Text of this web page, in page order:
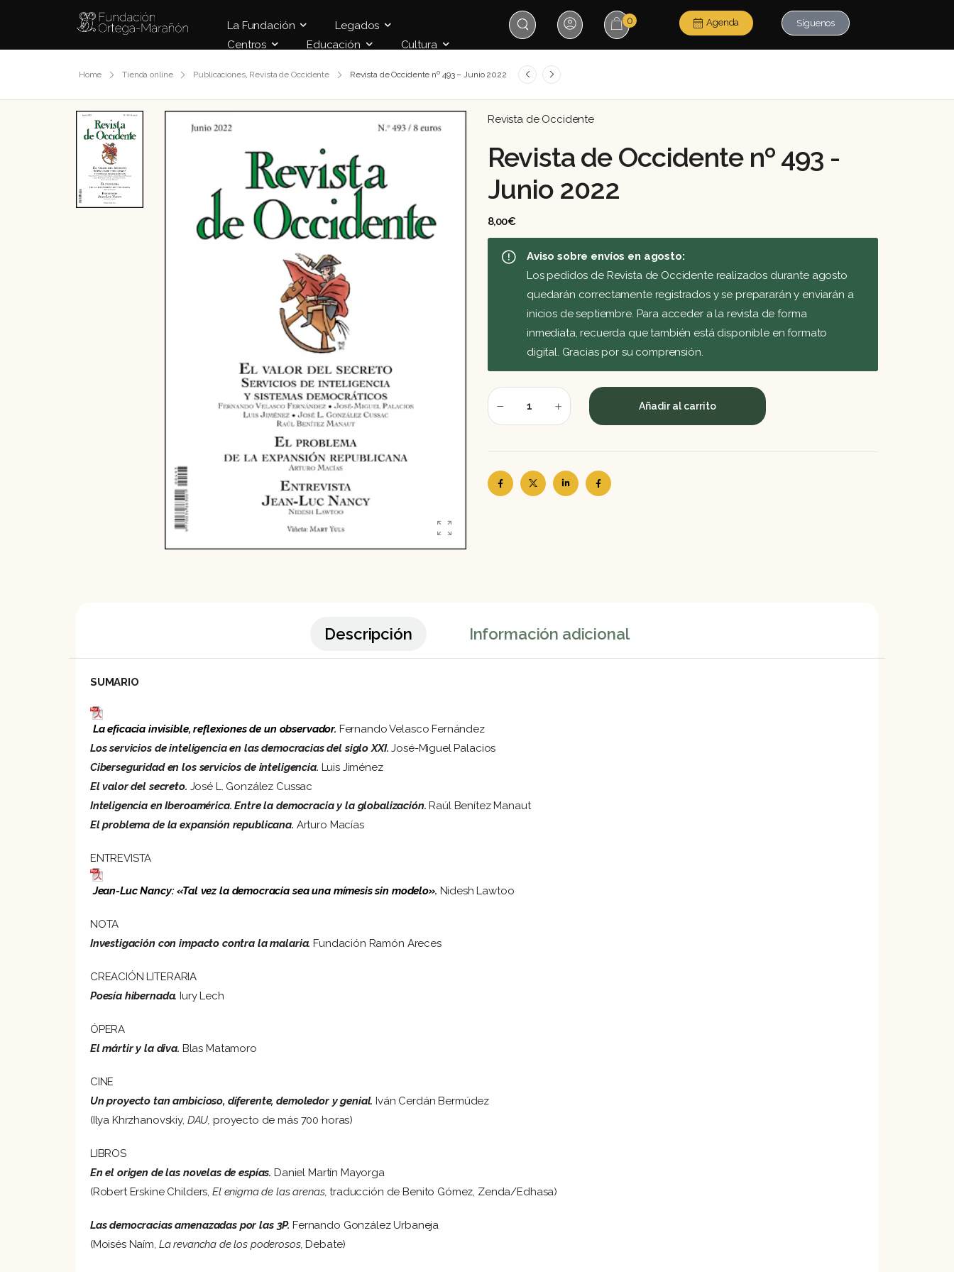
La Fundación
Legados
Centros
Educación Cultura
0 Agenda Síguenos
Home Tienda online Publicaciones, Revista de Occidente Revista de Occidente nº 493 – Junio 2022
Revista de Occidente
Revista de Occidente nº 493 -
Junio 2022
8,00€
Aviso sobre envíos en agosto:
Los pedidos de Revista de Occidente realizados durante agosto
quedarán correctamente registrados y se prepararán y enviarán a
inicios de septiembre. Para acceder a la revista de forma
inmediata, recuerda que también está disponible en formato
digital. Gracias por su comprensión.
Añadir al carrito
Descripción Información adicional
SUMARIO
La eficacia invisible, reflexiones de un observador. Fernando Velasco Fernández
Los servicios de inteligencia en las democracias del siglo XXI. José-Miguel Palacios
Ciberseguridad en los servicios de inteligencia. Luis Jiménez
El valor del secreto. José L. González Cussac
Inteligencia en Iberoamérica. Entre la democracia y la globalización. Raúl Benítez Manaut
El problema de la expansión republicana. Arturo Macías
ENTREVISTA
Jean-Luc Nancy: «Tal vez la democracia sea una mímesis sin modelo». Nidesh Lawtoo
NOTA
Investigación con impacto contra la malaria. Fundación Ramón Areces
CREACIÓN LITERARIA
Poesía hibernada.Iury Lech
ÓPERA
El mártir y la diva. Blas Matamoro
CINE
Un proyecto tan ambicioso, diferente, demoledor y genial.Iván Cerdán Bermúdez
(Ilya Khrzhanovskiy, DAU, proyecto de más 700 horas)
LIBROS
En el origen de las novelas de espías. Daniel Martín Mayorga
(Robert Erskine Childers, El enigma de las arenas,traducción de Benito Gómez, Zenda/Edhasa)
Las democracias amenazadas por las 3P. Fernando González Urbaneja
(Moisés Naím, La revancha de los poderosos,Debate)